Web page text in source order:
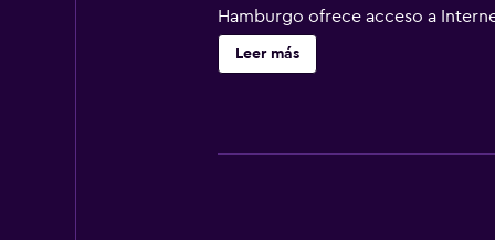
Hamburgo ofrece acceso a
ofrece servicio de limpieza todos
instalaciones o cerca del
Leer más